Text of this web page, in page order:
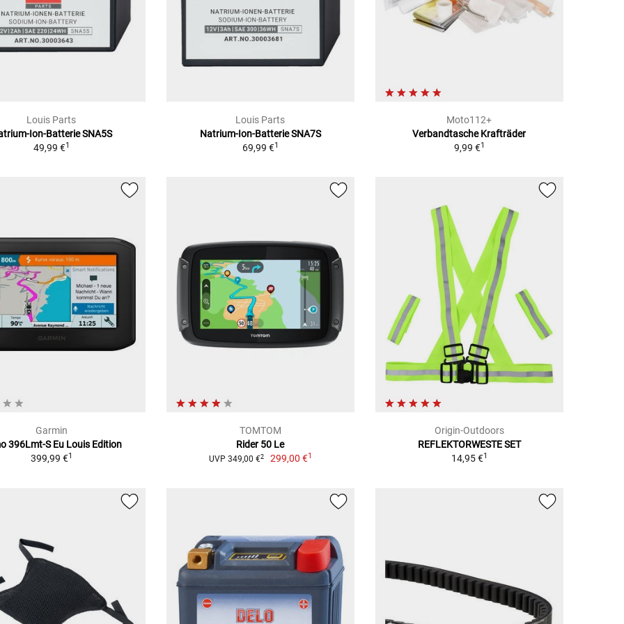
Louis Parts
Ion-Batterie SNA5S
49,99 €1
Louis Parts
Natrium-Ion-Batterie SNA7S
69,99 €1
Moto112+
Verbandtasche Krafträder
9,99 €1
Garmin
396Lmt-S Eu Louis Edition
399,99 €1
TOMTOM
Rider 50 Le
UVP 349,00 €2 299,00 €1
Origin-Outdoors
REFLEKTORWESTE SET
14,95 €1